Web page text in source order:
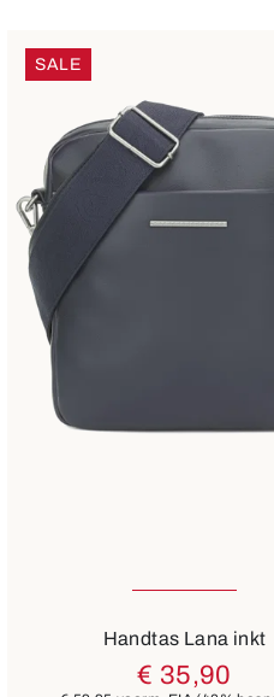
SALE
groenbeigezwartblauw
Handtas Lana inkt
€ 35,90